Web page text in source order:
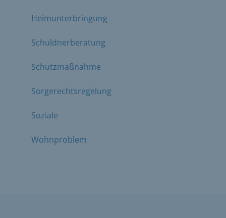
Heimunterbringung
Schuldnerberatung
Schutzmaßnahme
Sorgerechtsregelung
Soziale
Wohnproblem